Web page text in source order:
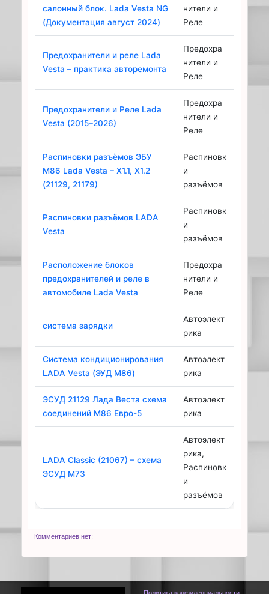
салонный блок. Lada Vesta NG
(Документация август 2024)
нители и
Реле
Предохранители и реле Lada
Vesta – практика авторемонта
Предохра
нители и
Реле
Предохранители и Реле Lada
Vesta (2015–2026)
Предохра
нители и
Реле
Распиновки разъёмов ЭБУ
M86 Lada Vesta – X1.1, X1.2
(21129, 21179)
Распиновк
и
разъёмов
Распиновки разъёмов LADA
Vesta
Распиновк
и
разъёмов
Расположение блоков
предохранителей и реле в
автомобиле Lada Vesta
Предохра
нители и
Реле
система зарядки
Автоэлект
рика
Система кондиционирования
LADA Vesta (ЭУД М86)
Автоэлект
рика
ЭСУД 21129 Лада Веста схема
соединений М86 Евро-5
Автоэлект
рика
LADA Classic (21067) – схема
ЭСУД М73
Автоэлект
рика,
Распиновк
и
разъёмов
Комментариев нет: